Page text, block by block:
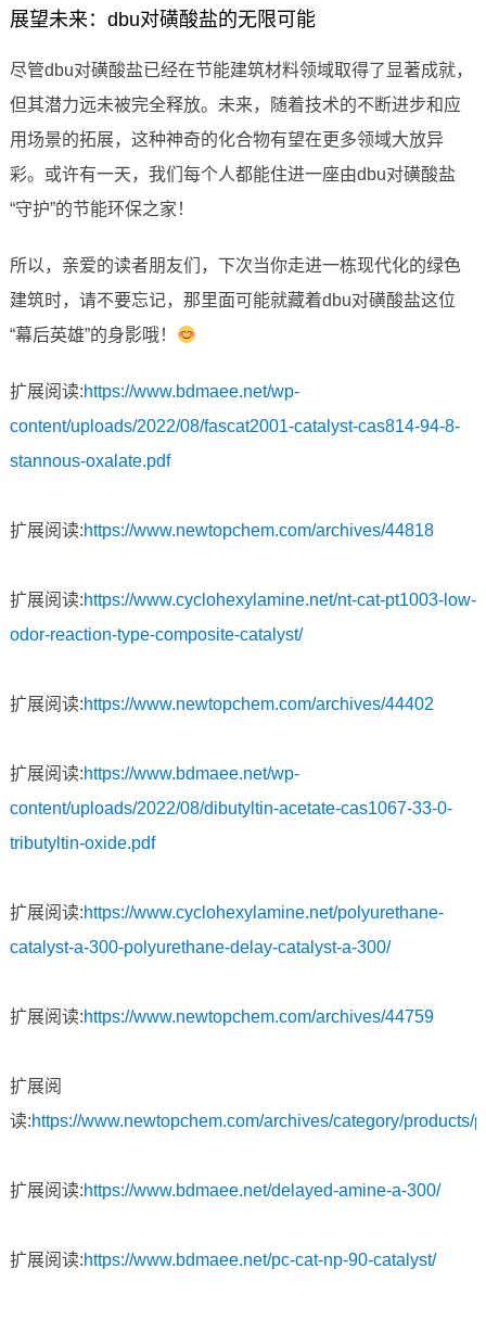
展望未来：dbu对磺酸盐的无限可能
尽管dbu对磺酸盐已经在节能建筑材料领域取得了显著成就，
但其潜力远未被完全释放。未来，随着技术的不断进步和应
用场景的拓展，这种神奇的化合物有望在更多领域大放异
彩。或许有一天，我们每个人都能住进一座由dbu对磺酸盐
“守护”的节能环保之家！
所以，亲爱的读者朋友们，下次当你走进一栋现代化的绿色
建筑时，请不要忘记，那里面可能就藏着dbu对磺酸盐这位
“幕后英雄”的身影哦！
扩展阅读:https://www.bdmaee.net/wp-
content/uploads/2022/08/fascat2001-catalyst-cas814-94-8-
stannous-oxalate.pdf
扩展阅读:https://www.newtopchem.com/archives/44818
扩展阅读:https://www.cyclohexylamine.net/nt-cat-pt1003-low-
odor-reaction-type-composite-catalyst/
扩展阅读:https://www.newtopchem.com/archives/44402
扩展阅读:https://www.bdmaee.net/wp-
content/uploads/2022/08/dibutyltin-acetate-cas1067-33-0-
tributyltin-oxide.pdf
扩展阅读:https://www.cyclohexylamine.net/polyurethane-
catalyst-a-300-polyurethane-delay-catalyst-a-300/
扩展阅读:https://www.newtopchem.com/archives/44759
扩展阅
读:https://www.newtopchem.com/archives/category/products/
扩展阅读:https://www.bdmaee.net/delayed-amine-a-300/
扩展阅读:https://www.bdmaee.net/pc-cat-np-90-catalyst/